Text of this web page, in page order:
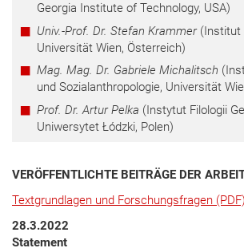
Georgia Institute of Technology, USA)
Univ.-Prof. Dr. Stefan Krammer(Institut
Universität Wien, Österreich)
Mag. Mag. Dr. Gabriele Michalitsch
und Sozialanthropologie, Universität
Prof. Dr. Artur Pelka (Instytut Filologii
Uniwersytet Łódzki, Polen)
VERÖFFENTLICHTE BEITRÄGE DER
Textgrundlagen und Forschungsfragen (PDF)
28.3.2022
Statement